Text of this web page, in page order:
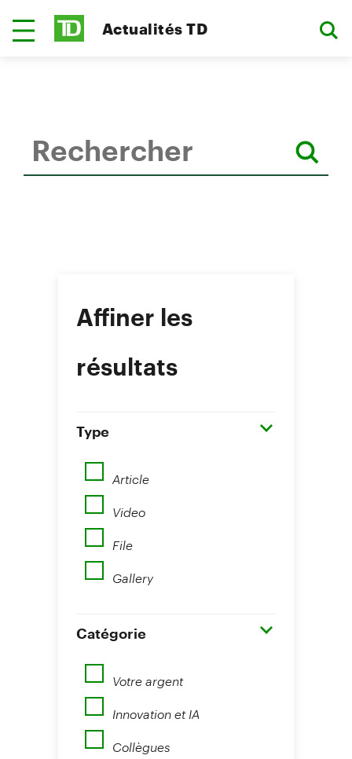
Actualités TD
Affiner les
résultats
Type
Article
Video
File
Gallery
Catégorie
Votre argent
Innovation et IA
Collègues